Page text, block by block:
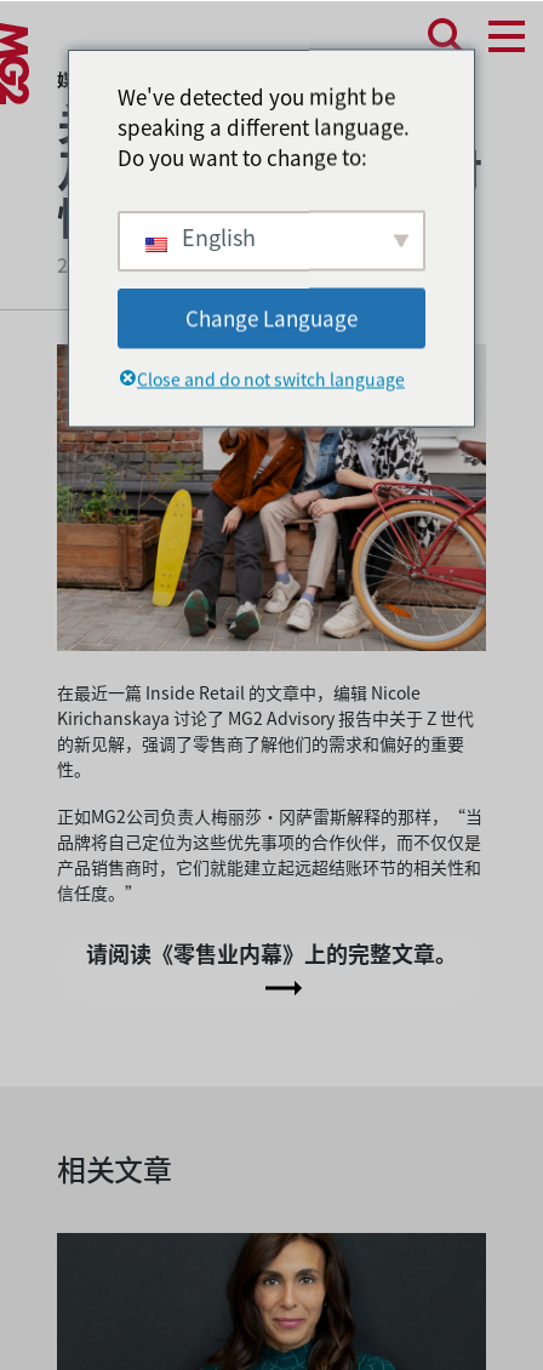
媒体报道
关于Z世代的新洞察以
及品牌如何利用他们对
情感联结的渴望
2025 年 8 月 7 日
在最近一篇 Inside Retail 的文章中，编辑 Nicole
Kirichanskaya 讨论了 MG2 Advisory 报告中关于 Z 世代
的新见解，强调了零售商了解他们的需求和偏好的重要
性。
正如MG2公司负责人梅丽莎·冈萨雷斯解释的那样，“当
品牌将自己定位为这些优先事项的合作伙伴，而不仅仅是
产品销售商时，它们就能建立起远超结账环节的相关性和
信任度。”
请阅读《零售业内幕》上的完整文章。
相关文章
We've detected you might be
speaking a different language.
Do you want to change to:
English
Change Language
Close and do not switch language